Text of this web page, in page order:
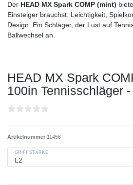
Der HEAD MX Spark COMP (mint)
Einsteiger brauchst: Leichtigkeit,
Design. Ein Schläger, der Lust auf
Ballwechsel an.
HEAD MX Spark
100in Tennisschläger
Artikelnummer 11456
GRIFFSTÄRKE